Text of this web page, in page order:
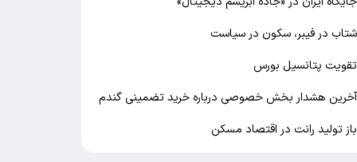
شتاب در فیبر، سکون در سیاست
تقویت پتانسیل بورس
آخرین هشدار بخش خصوصی درباره خرید تضمینی گندم
باز تولید رانت در اقتصاد مسکن